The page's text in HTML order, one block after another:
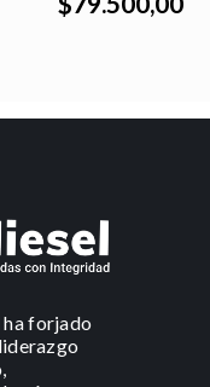
ha forjado